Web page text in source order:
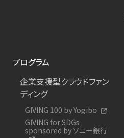
プログラム
企業支援型クラウドファン
ディング
GIVING 100 by Yogibo
GIVING for SDGs
sponsored by ソニー銀行